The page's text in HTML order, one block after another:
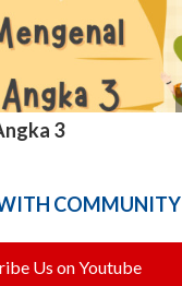
3
COMMUNITY
Us on Youtube